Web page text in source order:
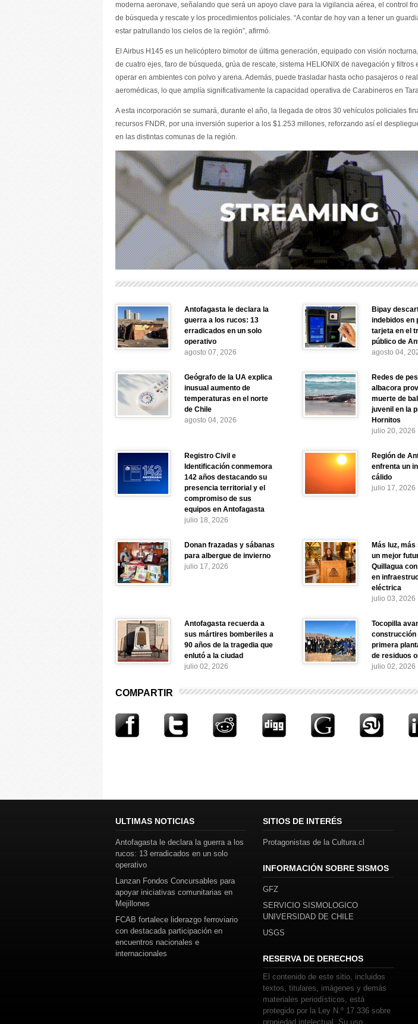
moderna aeronave, señalando que será un apoyo clave para la vigilancia aérea, el control
de búsqueda y rescate y los procedimientos policiales. “A contar de hoy van a tener un
estar patrullando los cielos de la región”, afirmó.
El Airbus H145 es un helicóptero bimotor de última generación, equipado con visión
de cuatro ejes, faro de búsqueda, grúa de rescate, sistema HELIONIX de navegación y filtros
operar en ambientes con polvo y arena. Además, puede trasladar hasta ocho pasajeros o
aeromédicas, lo que amplía significativamente la capacidad operativa de Carabineros en
A esta incorporación se sumará, durante el año, la llegada de otros 30 vehículos policiales
recursos FNDR, por una inversión superior a los $1.253 millones, reforzando así el
en las distintas comunas de la región.
Antofagasta le declara la
guerra a los rucos: 13
erradicados en un solo
operativo
agosto 07, 2026
Bipay
indebidos en
tarjeta en el
público de
agosto 04,
Geógrafo de la UA explica
inusual aumento de
temperaturas en el norte
de Chile
agosto 04, 2026
Redes de
albacora
muerte de
juvenil en la
Hornitos
julio 20, 2026
Registro Civil e
Identificación conmemora
142 años destacando su
presencia territorial y el
compromiso de sus
equipos en Antofagasta
julio 18, 2026
Región de
enfrenta un
cálido
julio 17, 2026
Donan frazadas y sábanas
para albergue de invierno
julio 17, 2026
Más luz,
un mejor
Quillagua
en
eléctrica
julio 03, 2026
Antofagasta recuerda a
sus mártires bomberiles a
90 años de la tragedia que
enlutó a la ciudad
julio 02, 2026
Tocopilla
construcción
primera
de residuos
julio 02, 2026
COMPARTIR
ULTIMAS NOTICIAS
Antofagasta le declara la guerra a los
rucos: 13 erradicados en un solo
operativo
Lanzan Fondos Concursables para
apoyar iniciativas comunitarias en
Mejillones
FCAB fortalece liderazgo ferroviario
con destacada participación en
encuentros nacionales e
internacionales
SITIOS DE INTERÉS
Protagonistas de la Cultura.cl
INFORMACIÓN SOBRE SISMOS
GFZ
SERVICIO SISMOLOGICO
UNIVERSIDAD DE CHILE
USGS
RESERVA DE DERECHOS
El contenido de este sitio, incluidos
textos, titulares, imágenes y demás
materiales periodísticos, está
protegido por la Ley N.º 17.336 sobre
propiedad intelectual. Su uso,